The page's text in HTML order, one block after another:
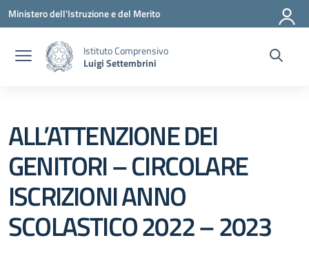
Vai ai contenuti
Vai al menu di navigazione
Vai al footer
Ministero dell'Istruzione e del Merito
Istituto Comprensivo
Luigi Settembrini
ALL’ATTENZIONE DEI
GENITORI – CIRCOLARE
ISCRIZIONI ANNO
SCOLASTICO 2022 – 2023